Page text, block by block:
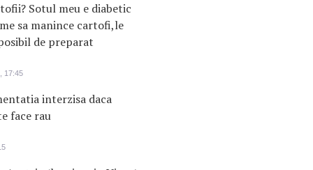
Sotul meu e diabetic
sa manince cartofi,le
de preparat
17:45
interzisa daca
face rau